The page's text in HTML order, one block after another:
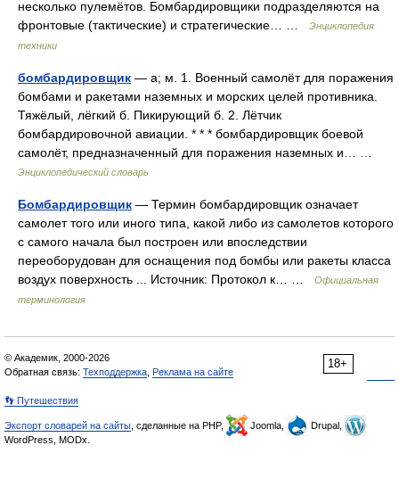
несколько пулемётов. Бомбардировщики подразделяются на
фронтовые (тактические) и стратегические… …
Энциклопедия
техники
бомбардировщик — а; м. 1. Военный самолёт для поражения
бомбами и ракетами наземных и морских целей противника.
Тяжёлый, лёгкий б. Пикирующий б. 2. Лётчик
бомбардировочной авиации. * * * бомбардировщик боевой
самолёт, предназначенный для поражения наземных и… …
Энциклопедический словарь
Бомбардировщик — Термин бомбардировщик означает
самолет того или иного типа, какой либо из самолетов которого
с самого начала был построен или впоследствии
переоборудован для оснащения под бомбы или ракеты класса
воздух поверхность ... Источник: Протокол к… …
Официальная
терминология
18+
© Академик, 2000-2026
Обратная связь: Техподдержка Реклама на сайте
👣 Путешествия
Экспорт словарей на сайты , сделанные на PHP, Joomla,
Drupal,
WordPress, MODx.